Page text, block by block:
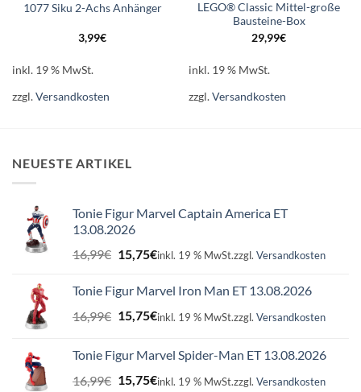
1077 Siku 2-Achs Anhänger
3,99€
inkl. 19 % MwSt.
zzgl.Versandkosten
LEGO® Classic Mittel-große
Bausteine-Box
29,99€
inkl. 19 % MwSt.
zzgl.Versandkosten
NEUESTE ARTIKEL
Tonie Figur Marvel Captain America ET
13.08.2026
16,99€ Ursprünglicher
Preis
16,99€
15,75€Aktueller
15,75€.
inkl. 19 % MwSt.zzgl. Versandkosten
Tonie Figur Marvel Iron Man ET 13.08.2026
16,99€ Ursprünglicher
16,99€
15,75€Aktueller
15,75€.
inkl. 19 % MwSt.zzgl. Versandkosten
Tonie Figur Marvel Spider-Man ET 13.08.2026
16,99€ Ursprünglicher
15,75€Aktueller
inkl. 19 % MwSt.zzgl. Versandkosten